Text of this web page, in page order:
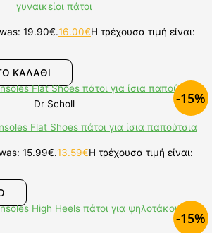
γυναικείοι πάτοι
19.90€.16.00€Η τρέχουσα τιμή είναι:
ΚΑΛΆΘΙ
-15%
Dr Scholl
Flat Shoes πάτοι για ίσια παπούτσια
15.99€.13.59€Η τρέχουσα τιμή είναι:
-15%